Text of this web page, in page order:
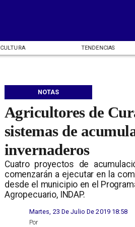
CULTURA TENDENCIAS
Agricultores de
sistemas de
invernaderos
Cuatro proyectos de
comenzarán a ejecutar en la
desde el municipio en el
Agropecuario, INDAP.
NOTAS
Martes, 23 De Julio De 2019 18:58
Por